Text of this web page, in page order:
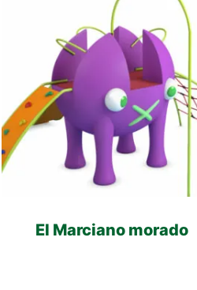
El Marciano morado